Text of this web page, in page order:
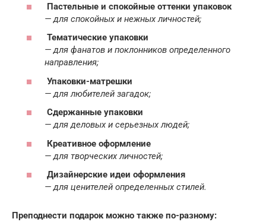
Пастельные и спокойные оттенки упаковок
— для спокойных и нежных личностей;
Тематические упаковки
— для фанатов и поклонников определенного
направления;
Упаковки-матрешки
— для любителей загадок;
Сдержанные упаковки
— для деловых и серьезных людей;
Креативное оформление
— для творческих личностей;
Дизайнерские идеи оформления
— для ценителей определенных стилей.
Преподнести подарок можно также по-разному: